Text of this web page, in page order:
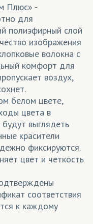
Плюс» -
для
полиэфирный слой
изображения
волокна с
комфорт для
воздух,
белом цвете,
цвета в
выглядеть
красители
фиксируются.
цвет и четкость
соответствия
к каждому